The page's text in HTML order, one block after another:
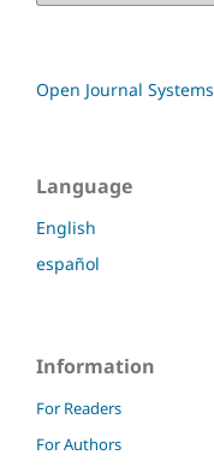
Open Journal Systems
Language
English
español
Information
For Readers
For Authors